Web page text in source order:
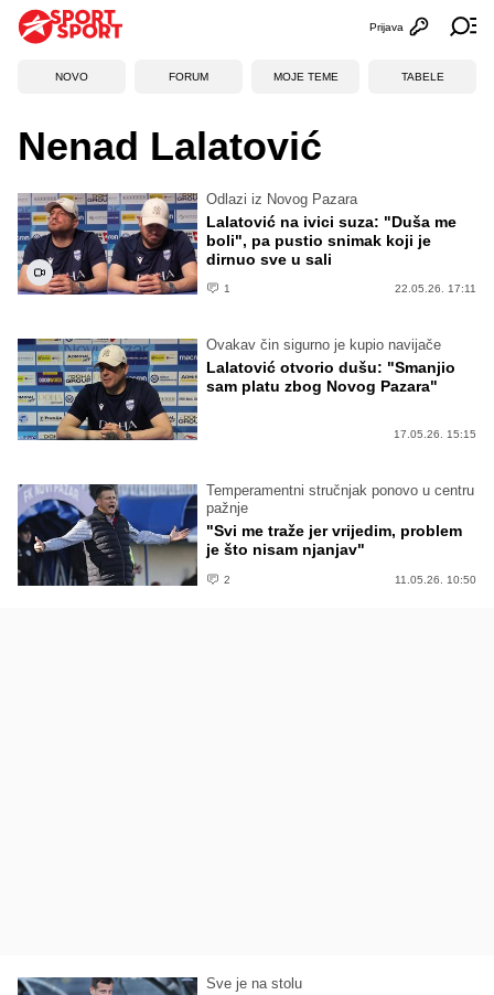
Otvori
Prijava
NOVO FORUM MOJE TEME TABELE
Nenad Lalatović
Odlazi iz Novog Pazara
Lalatović na ivici suza: "Duša me
boli", pa pustio snimak koji je
dirnuo sve u sali
1 22.05.26. 17:11
Ovakav čin sigurno je kupio navijače
Lalatović otvorio dušu: "Smanjio
sam platu zbog Novog Pazara"
17.05.26. 15:15
Temperamentni stručnjak ponovo u centru
pažnje
"Svi me traže jer vrijedim, problem
je što nisam njanjav"
2 11.05.26. 10:50
Sve je na stolu